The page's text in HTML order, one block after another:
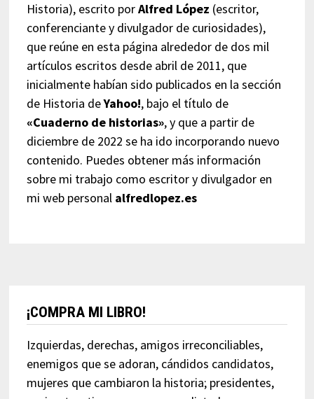
Historia), escrito porAlfred López (escritor,
conferenciante y divulgador de curiosidades),
que reúne en esta página alrededor de dos mil
artículos escritos desde abril de 2011, que
inicialmente habían sido publicados en la sección
de Historia deYahoo!, bajo el título de
«Cuaderno de historias», y que a partir de
diciembre de 2022 se ha ido incorporando nuevo
contenido. Puedes obtener más información
sobre mi trabajo como escritor y divulgador en
mi web personal alfredlopez.es
¡COMPRA MI LIBRO!
Izquierdas, derechas, amigos irreconciliables,
enemigos que se adoran, cándidos candidatos,
mujeres que cambiaron la historia; presidentes,